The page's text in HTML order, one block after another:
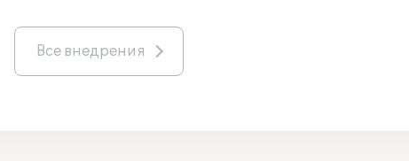
Все внедрения